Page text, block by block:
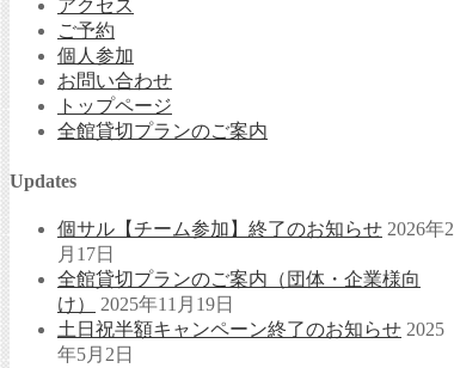
アクセス
ご予約
個人参加
お問い合わせ
トップページ
全館貸切プランのご案内
Updates
個サル【チーム参加】終了のお知らせ 2026年2
月17日
全館貸切プランのご案内（団体・企業様向
け）
2025年11月19日
土日祝半額キャンペーン終了のお知らせ 2025
年5月2日